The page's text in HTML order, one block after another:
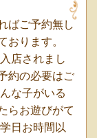
ばご予約無し
おります。
店されまし
約の必要はご
な子がいる
らお遊びがて
日お時間以